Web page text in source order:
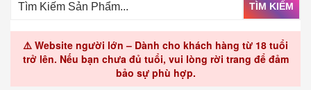
TÌM KIẾM
⚠️ Website người lớn – Dành cho khách hàng từ 18 tuổi
trở lên. Nếu bạn chưa đủ tuổi, vui lòng rời trang để đảm
bảo sự phù hợp.